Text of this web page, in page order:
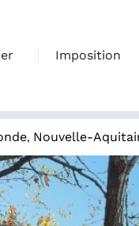
Imposition
, Nouvelle-